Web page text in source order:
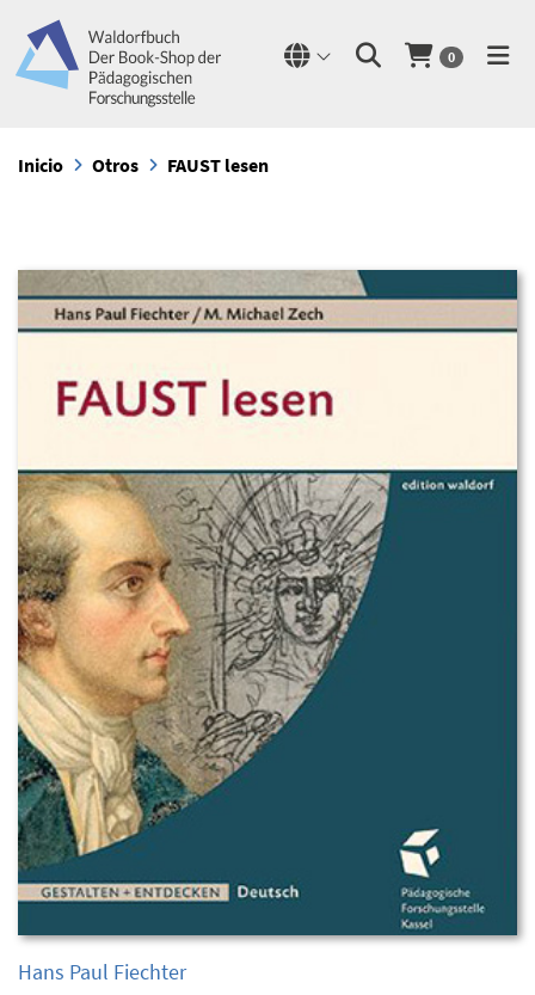
0
Inicio Otros FAUST lesen
Hans Paul Fiechter